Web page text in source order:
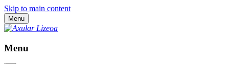
Skip to main content
Menu
Menu